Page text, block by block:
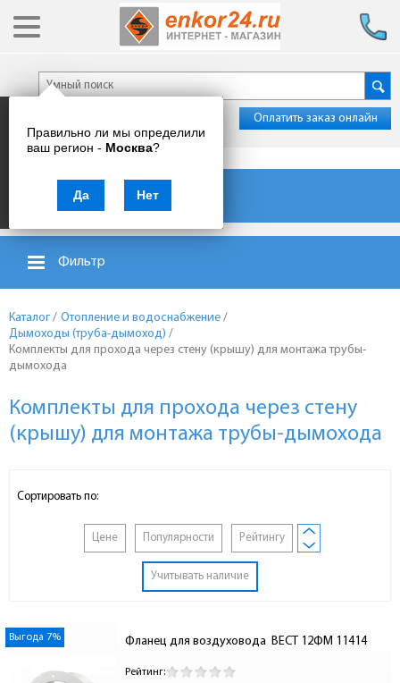
Правильно ли мы определили
ваш регион - Москва?
Да Нет
Оплатить заказ онлайн
Каталог товаров
Фильтр
Каталог / Отопление и водоснабжение /
Дымоходы (труба-дымоход) /
Комплекты для прохода через стену (крышу) для монтажа трубы-
дымохода
Комплекты для прохода через стену
(крышу) для монтажа трубы-дымохода
Сортировать по:
Цене Популярности Рейтингу
Учитывать наличие
Выгода 7% Фланец для воздуховода  ВЕСТ 12ФМ 11414
Рейтинг: